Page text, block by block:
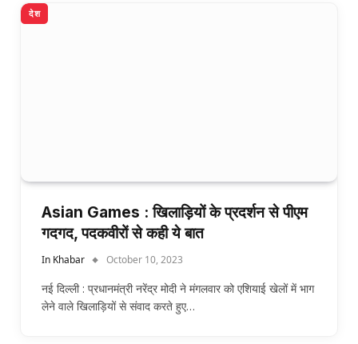
देश
Asian Games : खिलाड़ियों के प्रदर्शन से पीएम
गदगद, पदकवीरों से कही ये बात
In Khabar October 10, 2023
नई दिल्ली : प्रधानमंत्री नरेंद्र मोदी ने मंगलवार को एशियाई खेलों में भाग
लेने वाले खिलाड़ियों से संवाद करते हुए…